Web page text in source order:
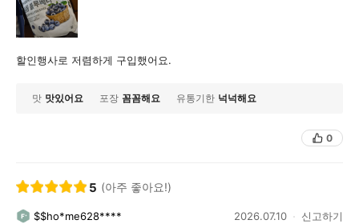
할인행사로 저렴하게 구입했어요.
맛 맛있어요 포장 꼼꼼해요 유통기한 넉넉해요
0
5 (아주 좋아요!)
$$ho*me628**** 2026.07.10 신고하기